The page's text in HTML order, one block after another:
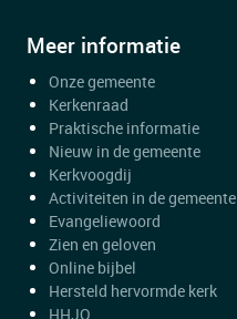
Meer informatie
Onze gemeente
Kerkenraad
Praktische informatie
Nieuw in de gemeente
Kerkvoogdij
Activiteiten in de gemeente
Evangeliewoord
Zien en geloven
Online bijbel
Hersteld hervormde kerk
HHJO